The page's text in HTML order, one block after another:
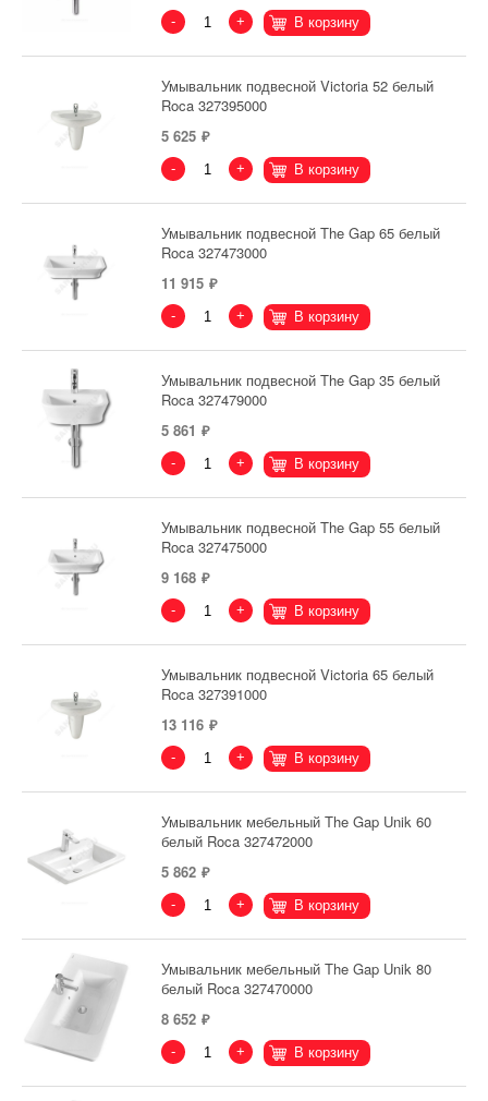
- + В корзину
Умывальник подвесной Victoria 52 белый
Roca 327395000
5 625
- + В корзину
Умывальник подвесной The Gap 65 белый
Roca 327473000
11 915
- + В корзину
Умывальник подвесной The Gap 35 белый
Roca 327479000
5 861
- + В корзину
Умывальник подвесной The Gap 55 белый
Roca 327475000
9 168
- + В корзину
Умывальник подвесной Victoria 65 белый
Roca 327391000
13 116
- + В корзину
Умывальник мебельный The Gap Unik 60
белый Roca 327472000
5 862
- + В корзину
Умывальник мебельный The Gap Unik 80
белый Roca 327470000
8 652
- + В корзину